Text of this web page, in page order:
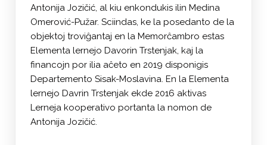
Antonija Jozičić, al kiu enkondukis ilin Medina
Omerović-Pužar. Sciindas, ke la posedanto de la
objektoj troviĝantaj en la Memorĉambro estas
Elementa lernejo Davorin Trstenjak, kaj la
financojn por ilia aĉeto en 2019 disponigis
Departemento Sisak-Moslavina. En la Elementa
lernejo Davrin Trstenjak ekde 2016 aktivas
Lerneja kooperativo portanta la nomon de
Antonija Jozičić.